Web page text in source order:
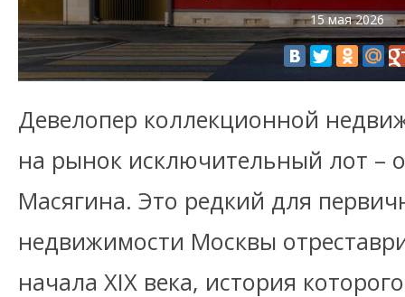
15 мая 2026
Девелопер коллекционной
на рынок исключительный лот –
Масягина. Это редкий для
недвижимости Москвы
начала XIX века, история